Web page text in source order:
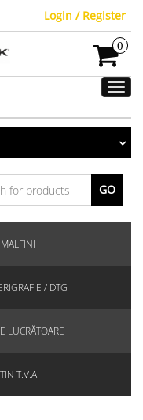
Login / Register
0
GO
/ DTG
LUCRĂTOARE
T.V.A.